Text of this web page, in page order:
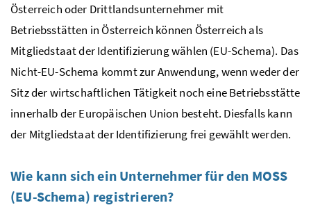
Österreich oder Drittlandsunternehmer mit
Betriebsstätten in Österreich können Österreich als
Mitgliedstaat der Identifizierung wählen (EU-Schema). Das
Nicht-EU-Schema kommt zur Anwendung, wenn weder der
Sitz der wirtschaftlichen Tätigkeit noch eine Betriebsstätte
innerhalb der Europäischen Union besteht. Diesfalls kann
der Mitgliedstaat der Identifizierung frei gewählt werden.
Wie kann sich ein Unternehmer für den MOSS
(EU-Schema) registrieren?